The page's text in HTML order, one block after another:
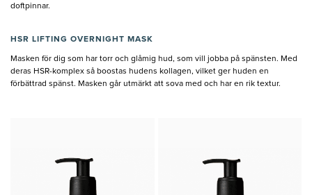
doftpinnar.
HSR LIFTING OVERNIGHT MASK
Masken för dig som har torr och glåmig hud, som vill jobba på spänsten. Med
deras HSR-komplex så boostas hudens kollagen, vilket ger huden en
förbättrad spänst. Masken går utmärkt att sova med och har en rik textur.